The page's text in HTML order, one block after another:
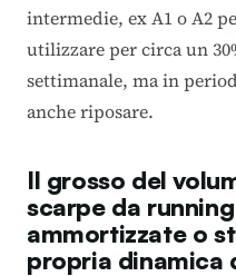
intermedie, ex A1 o A2
utilizzare per circa un
settimanale, ma in
anche riposare.
Il grosso del
scarpe da
ammortizzate o
propria dinamica